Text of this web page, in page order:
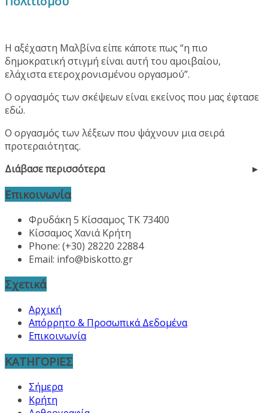
Η αξέχαστη Μαλβίνα είπε κάποτε πως “η πιο
δημοκρατική στιγμή είναι αυτή του αμοιβαίου,
ελάχιστα ετεροχρονισμένου οργασμού”.
Ο οργασμός των σκέψεων είναι εκείνος που μας έφτασε
εδώ.
Ο οργασμός των λέξεων που ψάχνουν μια σειρά
προτεραιότητας.
Διάβασε περισσότερα
Επικοινωνία
Φρυδάκη 5 Κίσσαμος ΤΚ 73400
Κίσσαμος Χανιά Κρήτη
Phone: (+30) 28220 22884
Email: info@biskotto.gr
Σχετικά
Αρχική
Απόρρητο & Προσωπικά Δεδομένα
Επικοινωνία
ΚΑΤΗΓΟΡΙΕΣ
Σήμερα
Κρήτη